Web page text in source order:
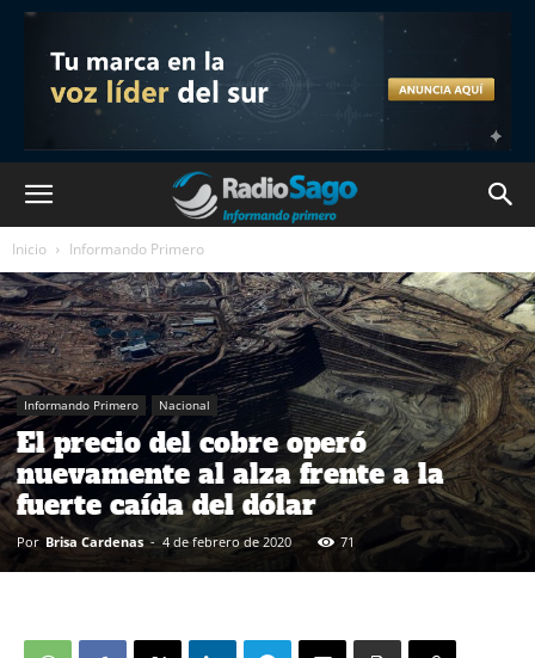
Inicio Informando Primero
Informando Primero Nacional
El precio del cobre operó
nuevamente al alza frente a la
fuerte caída del dólar
Por Brisa Cardenas - 4 de febrero de 2020 71